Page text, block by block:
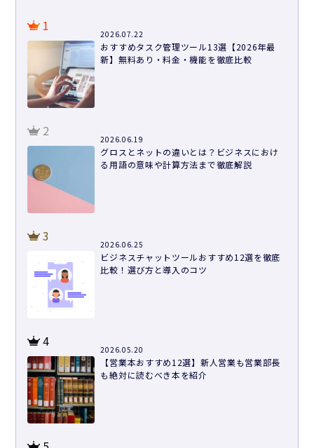
1
2026.07.22
おすすめタスク管理ツール13選【2026年最
新】無料あり・料金・機能を徹底比較
2
2026.06.19
グロスとネットの違いとは？ビジネスにおけ
る用語の意味や計算方法まで徹底解説
3
2026.06.25
ビジネスチャットツールおすすめ12選を徹底
比較！選び方と導入のコツ
4
2026.05.20
【営業本おすすめ12選】新人営業も営業部長
も絶対に読むべき本を紹介